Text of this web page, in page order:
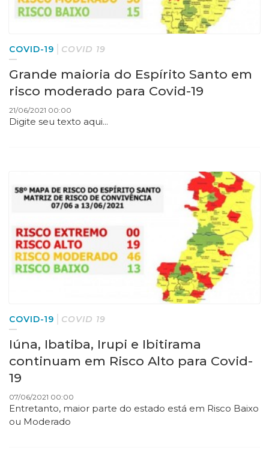
COVID-19 COVID 19
Grande maioria do Espírito Santo em
risco moderado para Covid-19
21/06/2021 00:00
Digite seu texto aqui...
COVID-19 COVID 19
Iúna, Ibatiba, Irupi e Ibitirama
continuam em Risco Alto para Covid-
19
07/06/2021 00:00
Entretanto, maior parte do estado está em Risco Baixo
ou Moderado